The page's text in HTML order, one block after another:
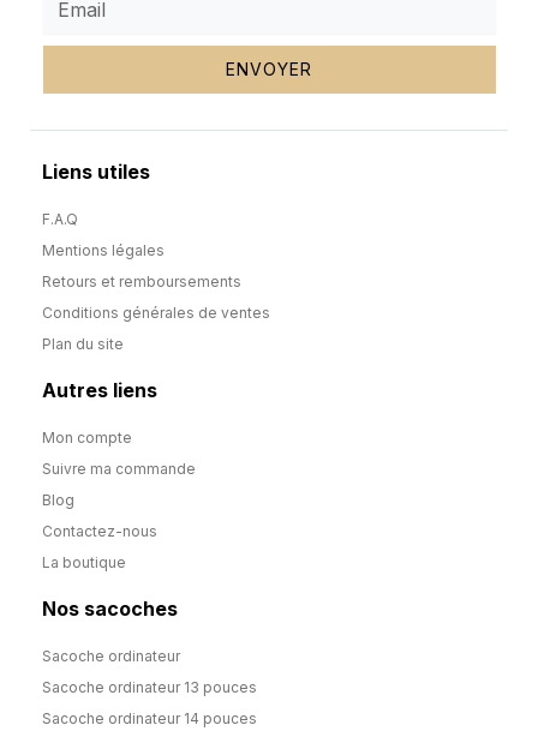
ENVOYER
Liens utiles
F.A.Q
Mentions légales
Retours et remboursements
Conditions générales de ventes
Plan du site
Autres liens
Mon compte
Suivre ma commande
Blog
Contactez-nous
La boutique
Nos sacoches
Sacoche ordinateur
Sacoche ordinateur 13 pouces
Sacoche ordinateur 14 pouces